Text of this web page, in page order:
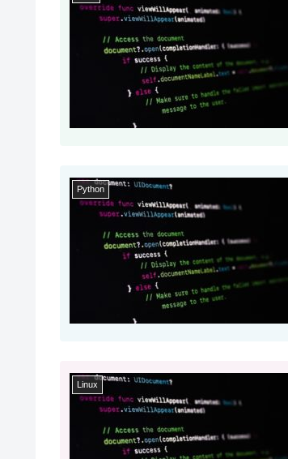
Python
Linux